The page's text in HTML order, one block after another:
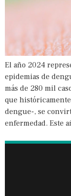
El año 2024
epidemias de
más de 280 mil
que
dengue-, se
enfermedad. Este